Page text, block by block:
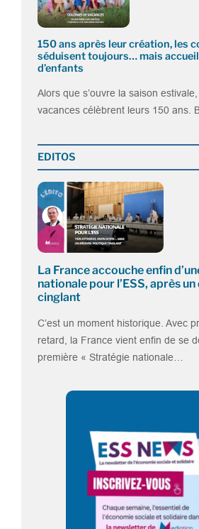
150 ans après leur création, les
séduisent toujours… mais
d’enfants
Alors que s’ouvre la saison
vacances célèbrent leurs 150 ans.
EDITOS
La France accouche enfin
nationale pour l’ESS, après
cinglant
C’est un moment historique. Avec
retard, la France vient enfin de se
première « Stratégie nationale…